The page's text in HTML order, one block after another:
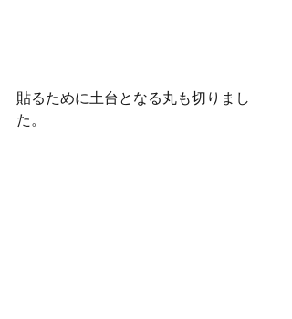
貼るために土台となる丸も切りまし
た。